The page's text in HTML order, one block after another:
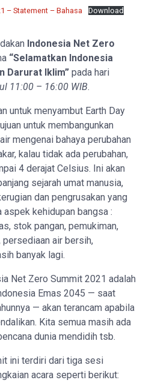
– Statement – Bahasa Download
Indonesia Net Zero
“Selamatkan Indonesia
Darurat Iklim” pada hari
11:00 – 16:00 WIB.
untuk menyambut Earth Day
untuk membangunkan
mengenai bahaya perubahan
kalau tidak ada perubahan,
4 derajat Celsius. Ini akan
sejarah umat manusia,
dan pengrusakan yang
kehidupan bangsa :
stok pangan, pemukiman,
air bersih,
banyak lagi.
Net Zero Summit 2021 adalah
Emas 2045 — saat
— akan terancam apabila
Kita semua masih ada
dunia mendidih tsb.
ini terdiri dari tiga sesi
acara seperti berikut: